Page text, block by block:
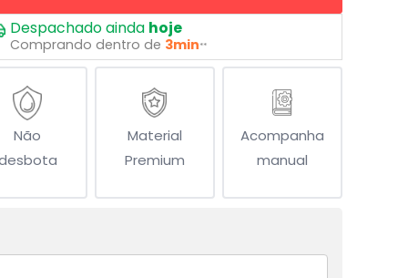
Despachado ainda hoje
Comprando dentro de 3min**
Não
Material
Premium
Acompanha
manual